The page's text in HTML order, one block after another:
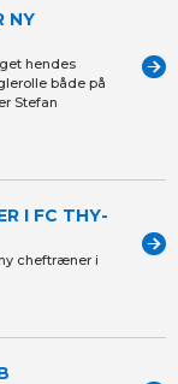
NY
hendes
både på
Stefan
I FC THY-
cheftræner i